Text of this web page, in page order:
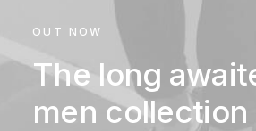
OUT NOW
The long
men collection